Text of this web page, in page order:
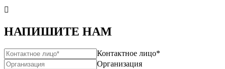

НАПИШИТЕ НАМ
Контактное лицо*
Организация